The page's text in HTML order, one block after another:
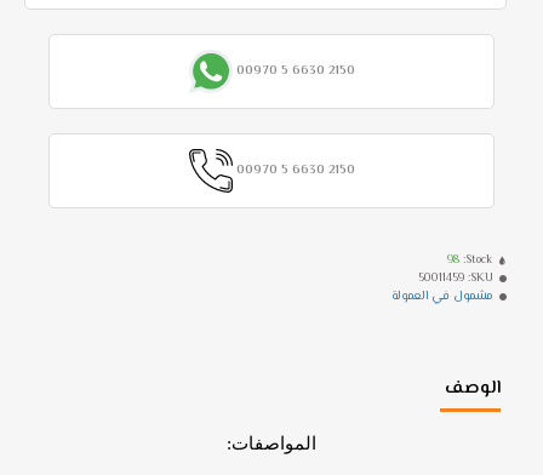
Stock:
98
SKU:
50011459
مشمول في العمولة
00970 5 6630 2150
00970 5 6630 2150
الوصف
المواصفات: